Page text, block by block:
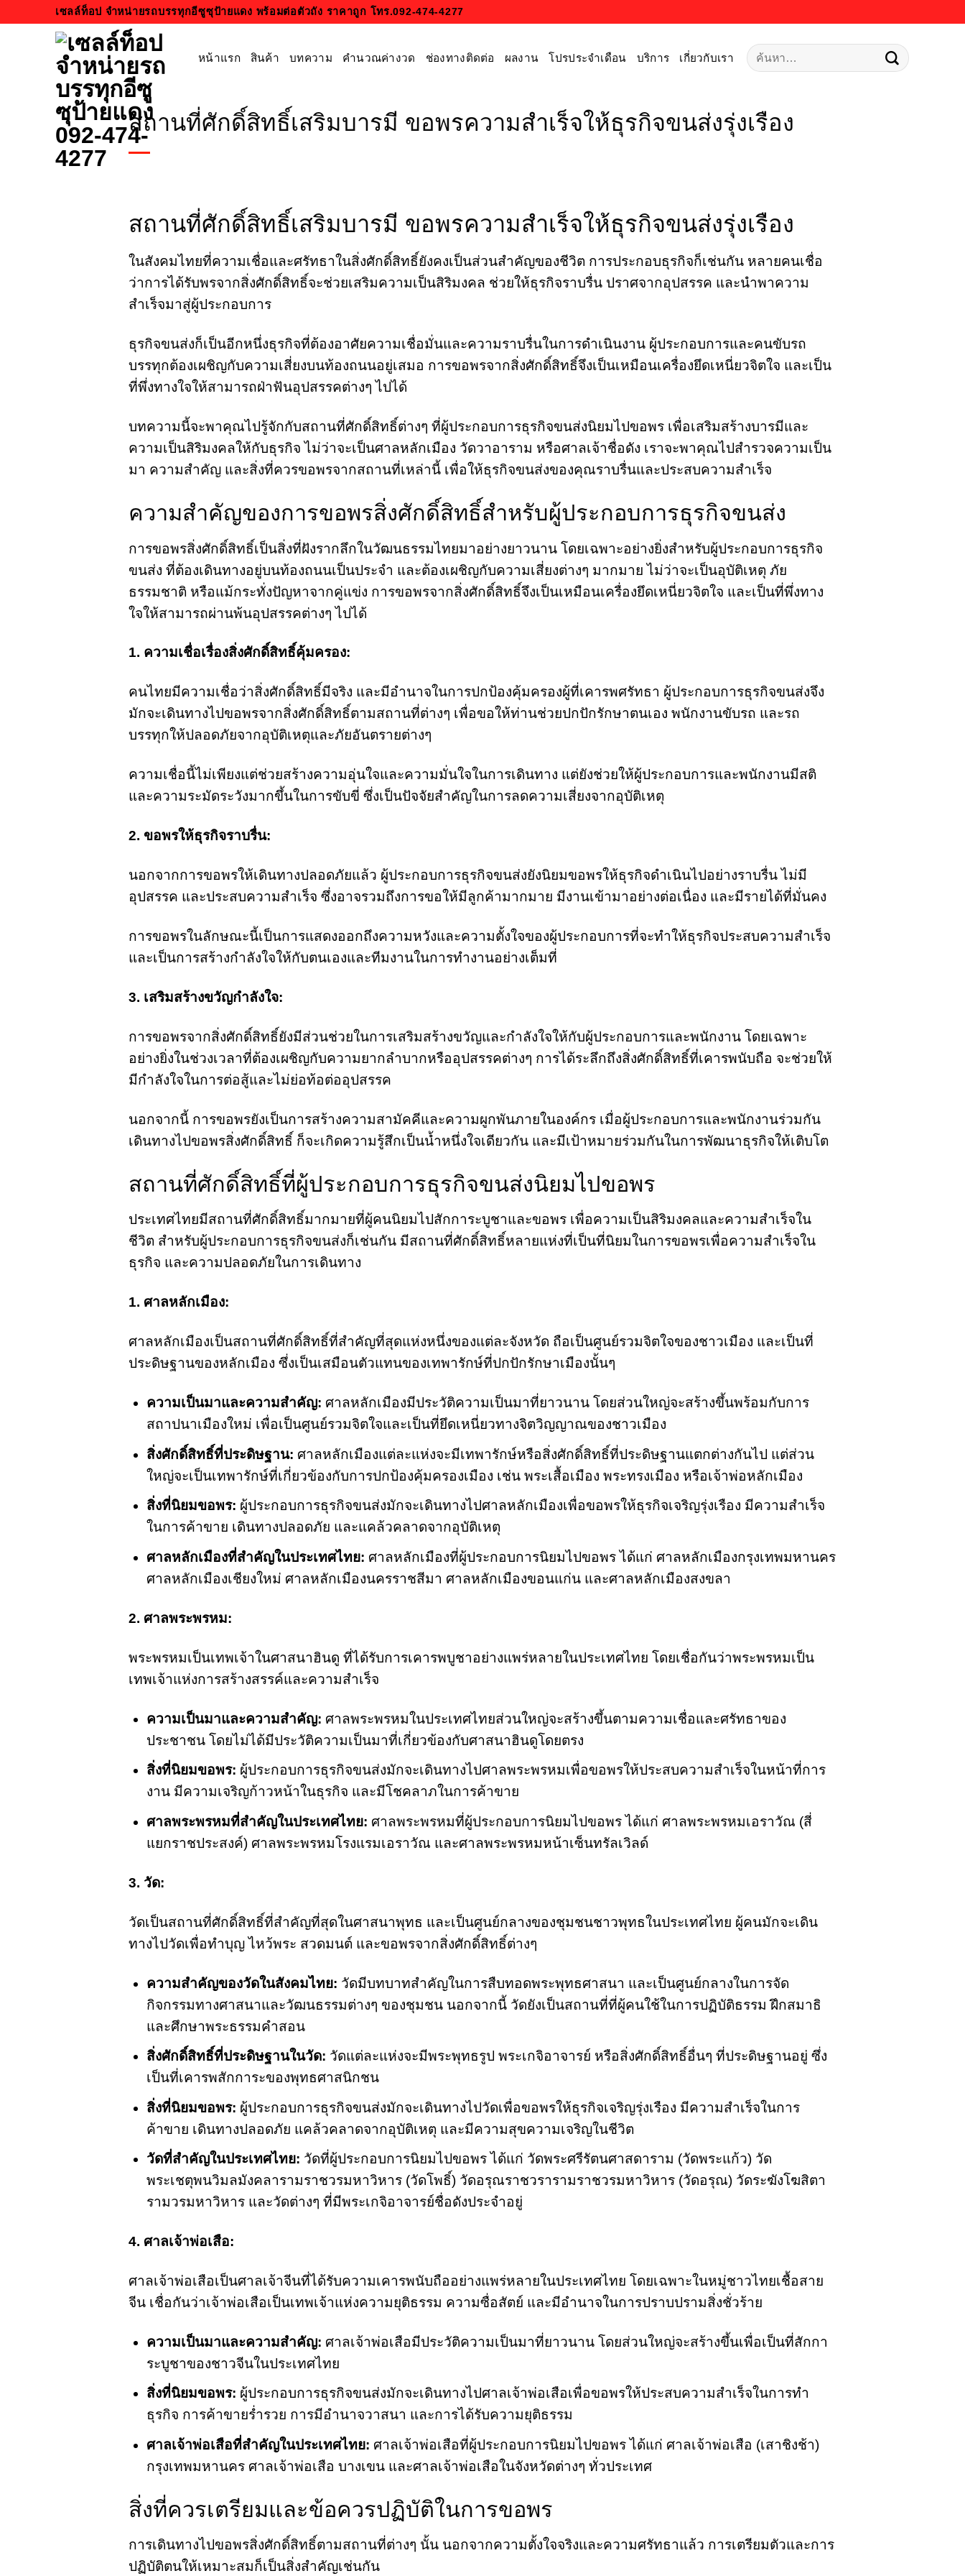
เซลล์ท็อป จำหน่ายรถบรรทุกอีซูซุป้ายแดง พร้อมต่อตัวถัง ราคาถูก โทร.092-474-4277
หน้าแรก สินค้า บทความ คำนวณค่างวด ช่องทางติดต่อ ผลงาน โปรประจำเดือน บริการ เกี่ยวกับเรา
ค้นหา:
สถานที่ศักดิ์สิทธิ์เสริมบารมี ขอพรความสำเร็จให้ธุรกิจขนส่งรุ่งเรือง
สถานที่ศักดิ์สิทธิ์เสริมบารมี ขอพรความสำเร็จให้ธุรกิจขนส่งรุ่งเรือง
ในสังคมไทยที่ความเชื่อและศรัทธาในสิ่งศักดิ์สิทธิ์ยังคงเป็นส่วนสำคัญของชีวิต การประกอบธุรกิจก็เช่นกัน หลายคนเชื่อ
ว่าการได้รับพรจากสิ่งศักดิ์สิทธิ์จะช่วยเสริมความเป็นสิริมงคล ช่วยให้ธุรกิจราบรื่น ปราศจากอุปสรรค และนำพาความ
สำเร็จมาสู่ผู้ประกอบการ
ธุรกิจขนส่งก็เป็นอีกหนึ่งธุรกิจที่ต้องอาศัยความเชื่อมั่นและความราบรื่นในการดำเนินงาน ผู้ประกอบการและคนขับรถ
บรรทุกต้องเผชิญกับความเสี่ยงบนท้องถนนอยู่เสมอ การขอพรจากสิ่งศักดิ์สิทธิ์จึงเป็นเหมือนเครื่องยึดเหนี่ยวจิตใจ และเป็น
ที่พึ่งทางใจให้สามารถฝ่าฟันอุปสรรคต่างๆ ไปได้
บทความนี้จะพาคุณไปรู้จักกับสถานที่ศักดิ์สิทธิ์ต่างๆ ที่ผู้ประกอบการธุรกิจขนส่งนิยมไปขอพร เพื่อเสริมสร้างบารมีและ
ความเป็นสิริมงคลให้กับธุรกิจ ไม่ว่าจะเป็นศาลหลักเมือง วัดวาอาราม หรือศาลเจ้าชื่อดัง เราจะพาคุณไปสำรวจความเป็น
มา ความสำคัญ และสิ่งที่ควรขอพรจากสถานที่เหล่านี้ เพื่อให้ธุรกิจขนส่งของคุณราบรื่นและประสบความสำเร็จ
ความสำคัญของการขอพรสิ่งศักดิ์สิทธิ์สำหรับผู้ประกอบการธุรกิจขนส่ง
การขอพรสิ่งศักดิ์สิทธิ์เป็นสิ่งที่ฝังรากลึกในวัฒนธรรมไทยมาอย่างยาวนาน โดยเฉพาะอย่างยิ่งสำหรับผู้ประกอบการธุรกิจ
ขนส่ง ที่ต้องเดินทางอยู่บนท้องถนนเป็นประจำ และต้องเผชิญกับความเสี่ยงต่างๆ มากมาย ไม่ว่าจะเป็นอุบัติเหตุ ภัย
ธรรมชาติ หรือแม้กระทั่งปัญหาจากคู่แข่ง การขอพรจากสิ่งศักดิ์สิทธิ์จึงเป็นเหมือนเครื่องยึดเหนี่ยวจิตใจ และเป็นที่พึ่งทาง
ใจให้สามารถผ่านพ้นอุปสรรคต่างๆ ไปได้
1. ความเชื่อเรื่องสิ่งศักดิ์สิทธิ์คุ้มครอง:
คนไทยมีความเชื่อว่าสิ่งศักดิ์สิทธิ์มีจริง และมีอำนาจในการปกป้องคุ้มครองผู้ที่เคารพศรัทธา ผู้ประกอบการธุรกิจขนส่งจึง
มักจะเดินทางไปขอพรจากสิ่งศักดิ์สิทธิ์ตามสถานที่ต่างๆ เพื่อขอให้ท่านช่วยปกปักรักษาตนเอง พนักงานขับรถ และรถ
บรรทุกให้ปลอดภัยจากอุบัติเหตุและภัยอันตรายต่างๆ
ความเชื่อนี้ไม่เพียงแต่ช่วยสร้างความอุ่นใจและความมั่นใจในการเดินทาง แต่ยังช่วยให้ผู้ประกอบการและพนักงานมีสติ
และความระมัดระวังมากขึ้นในการขับขี่ ซึ่งเป็นปัจจัยสำคัญในการลดความเสี่ยงจากอุบัติเหตุ
2. ขอพรให้ธุรกิจราบรื่น:
นอกจากการขอพรให้เดินทางปลอดภัยแล้ว ผู้ประกอบการธุรกิจขนส่งยังนิยมขอพรให้ธุรกิจดำเนินไปอย่างราบรื่น ไม่มี
อุปสรรค และประสบความสำเร็จ ซึ่งอาจรวมถึงการขอให้มีลูกค้ามากมาย มีงานเข้ามาอย่างต่อเนื่อง และมีรายได้ที่มั่นคง
การขอพรในลักษณะนี้เป็นการแสดงออกถึงความหวังและความตั้งใจของผู้ประกอบการที่จะทำให้ธุรกิจประสบความสำเร็จ
และเป็นการสร้างกำลังใจให้กับตนเองและทีมงานในการทำงานอย่างเต็มที่
3. เสริมสร้างขวัญกำลังใจ:
การขอพรจากสิ่งศักดิ์สิทธิ์ยังมีส่วนช่วยในการเสริมสร้างขวัญและกำลังใจให้กับผู้ประกอบการและพนักงาน โดยเฉพาะ
อย่างยิ่งในช่วงเวลาที่ต้องเผชิญกับความยากลำบากหรืออุปสรรคต่างๆ การได้ระลึกถึงสิ่งศักดิ์สิทธิ์ที่เคารพนับถือ จะช่วยให้
มีกำลังใจในการต่อสู้และไม่ย่อท้อต่ออุปสรรค
นอกจากนี้ การขอพรยังเป็นการสร้างความสามัคคีและความผูกพันภายในองค์กร เมื่อผู้ประกอบการและพนักงานร่วมกัน
เดินทางไปขอพรสิ่งศักดิ์สิทธิ์ ก็จะเกิดความรู้สึกเป็นน้ำหนึ่งใจเดียวกัน และมีเป้าหมายร่วมกันในการพัฒนาธุรกิจให้เติบโต
สถานที่ศักดิ์สิทธิ์ที่ผู้ประกอบการธุรกิจขนส่งนิยมไปขอพร
ประเทศไทยมีสถานที่ศักดิ์สิทธิ์มากมายที่ผู้คนนิยมไปสักการะบูชาและขอพร เพื่อความเป็นสิริมงคลและความสำเร็จใน
ชีวิต สำหรับผู้ประกอบการธุรกิจขนส่งก็เช่นกัน มีสถานที่ศักดิ์สิทธิ์หลายแห่งที่เป็นที่นิยมในการขอพรเพื่อความสำเร็จใน
ธุรกิจ และความปลอดภัยในการเดินทาง
1. ศาลหลักเมือง:
ศาลหลักเมืองเป็นสถานที่ศักดิ์สิทธิ์ที่สำคัญที่สุดแห่งหนึ่งของแต่ละจังหวัด ถือเป็นศูนย์รวมจิตใจของชาวเมือง และเป็นที่
ประดิษฐานของหลักเมือง ซึ่งเป็นเสมือนตัวแทนของเทพารักษ์ที่ปกปักรักษาเมืองนั้นๆ
ความเป็นมาและความสำคัญ: ศาลหลักเมืองมีประวัติความเป็นมาที่ยาวนาน โดยส่วนใหญ่จะสร้างขึ้นพร้อมกับการ
สถาปนาเมืองใหม่ เพื่อเป็นศูนย์รวมจิตใจและเป็นที่ยึดเหนี่ยวทางจิตวิญญาณของชาวเมือง
สิ่งศักดิ์สิทธิ์ที่ประดิษฐาน: ศาลหลักเมืองแต่ละแห่งจะมีเทพารักษ์หรือสิ่งศักดิ์สิทธิ์ที่ประดิษฐานแตกต่างกันไป แต่ส่วน
ใหญ่จะเป็นเทพารักษ์ที่เกี่ยวข้องกับการปกป้องคุ้มครองเมือง เช่น พระเสื้อเมือง พระทรงเมือง หรือเจ้าพ่อหลักเมือง
สิ่งที่นิยมขอพร: ผู้ประกอบการธุรกิจขนส่งมักจะเดินทางไปศาลหลักเมืองเพื่อขอพรให้ธุรกิจเจริญรุ่งเรือง มีความสำเร็จ
ในการค้าขาย เดินทางปลอดภัย และแคล้วคลาดจากอุบัติเหตุ
ศาลหลักเมืองที่สำคัญในประเทศไทย: ศาลหลักเมืองที่ผู้ประกอบการนิยมไปขอพร ได้แก่ ศาลหลักเมืองกรุงเทพมหานคร
ศาลหลักเมืองเชียงใหม่ ศาลหลักเมืองนครราชสีมา ศาลหลักเมืองขอนแก่น และศาลหลักเมืองสงขลา
2. ศาลพระพรหม:
พระพรหมเป็นเทพเจ้าในศาสนาฮินดู ที่ได้รับการเคารพบูชาอย่างแพร่หลายในประเทศไทย โดยเชื่อกันว่าพระพรหมเป็น
เทพเจ้าแห่งการสร้างสรรค์และความสำเร็จ
ความเป็นมาและความสำคัญ: ศาลพระพรหมในประเทศไทยส่วนใหญ่จะสร้างขึ้นตามความเชื่อและศรัทธาของ
ประชาชน โดยไม่ได้มีประวัติความเป็นมาที่เกี่ยวข้องกับศาสนาฮินดูโดยตรง
สิ่งที่นิยมขอพร: ผู้ประกอบการธุรกิจขนส่งมักจะเดินทางไปศาลพระพรหมเพื่อขอพรให้ประสบความสำเร็จในหน้าที่การ
งาน มีความเจริญก้าวหน้าในธุรกิจ และมีโชคลาภในการค้าขาย
ศาลพระพรหมที่สำคัญในประเทศไทย: ศาลพระพรหมที่ผู้ประกอบการนิยมไปขอพร ได้แก่ ศาลพระพรหมเอราวัณ (สี่
แยกราชประสงค์) ศาลพระพรหมโรงแรมเอราวัณ และศาลพระพรหมหน้าเซ็นทรัลเวิลด์
3. วัด:
วัดเป็นสถานที่ศักดิ์สิทธิ์ที่สำคัญที่สุดในศาสนาพุทธ และเป็นศูนย์กลางของชุมชนชาวพุทธในประเทศไทย ผู้คนมักจะเดิน
ทางไปวัดเพื่อทำบุญ ไหว้พระ สวดมนต์ และขอพรจากสิ่งศักดิ์สิทธิ์ต่างๆ
ความสำคัญของวัดในสังคมไทย: วัดมีบทบาทสำคัญในการสืบทอดพระพุทธศาสนา และเป็นศูนย์กลางในการจัด
กิจกรรมทางศาสนาและวัฒนธรรมต่างๆ ของชุมชน นอกจากนี้ วัดยังเป็นสถานที่ที่ผู้คนใช้ในการปฏิบัติธรรม ฝึกสมาธิ
และศึกษาพระธรรมคำสอน
สิ่งศักดิ์สิทธิ์ที่ประดิษฐานในวัด: วัดแต่ละแห่งจะมีพระพุทธรูป พระเกจิอาจารย์ หรือสิ่งศักดิ์สิทธิ์อื่นๆ ที่ประดิษฐานอยู่ ซึ่ง
เป็นที่เคารพสักการะของพุทธศาสนิกชน
สิ่งที่นิยมขอพร: ผู้ประกอบการธุรกิจขนส่งมักจะเดินทางไปวัดเพื่อขอพรให้ธุรกิจเจริญรุ่งเรือง มีความสำเร็จในการ
ค้าขาย เดินทางปลอดภัย แคล้วคลาดจากอุบัติเหตุ และมีความสุขความเจริญในชีวิต
วัดที่สำคัญในประเทศไทย: วัดที่ผู้ประกอบการนิยมไปขอพร ได้แก่ วัดพระศรีรัตนศาสดาราม (วัดพระแก้ว) วัด
พระเชตุพนวิมลมังคลารามราชวรมหาวิหาร (วัดโพธิ์) วัดอรุณราชวรารามราชวรมหาวิหาร (วัดอรุณ) วัดระฆังโฆสิตา
รามวรมหาวิหาร และวัดต่างๆ ที่มีพระเกจิอาจารย์ชื่อดังประจำอยู่
4. ศาลเจ้าพ่อเสือ:
ศาลเจ้าพ่อเสือเป็นศาลเจ้าจีนที่ได้รับความเคารพนับถืออย่างแพร่หลายในประเทศไทย โดยเฉพาะในหมู่ชาวไทยเชื้อสาย
จีน เชื่อกันว่าเจ้าพ่อเสือเป็นเทพเจ้าแห่งความยุติธรรม ความซื่อสัตย์ และมีอำนาจในการปราบปรามสิ่งชั่วร้าย
ความเป็นมาและความสำคัญ: ศาลเจ้าพ่อเสือมีประวัติความเป็นมาที่ยาวนาน โดยส่วนใหญ่จะสร้างขึ้นเพื่อเป็นที่สักกา
ระบูชาของชาวจีนในประเทศไทย
สิ่งที่นิยมขอพร: ผู้ประกอบการธุรกิจขนส่งมักจะเดินทางไปศาลเจ้าพ่อเสือเพื่อขอพรให้ประสบความสำเร็จในการทำ
ธุรกิจ การค้าขายร่ำรวย การมีอำนาจวาสนา และการได้รับความยุติธรรม
ศาลเจ้าพ่อเสือที่สำคัญในประเทศไทย: ศาลเจ้าพ่อเสือที่ผู้ประกอบการนิยมไปขอพร ได้แก่ ศาลเจ้าพ่อเสือ (เสาชิงช้า)
กรุงเทพมหานคร ศาลเจ้าพ่อเสือ บางเขน และศาลเจ้าพ่อเสือในจังหวัดต่างๆ ทั่วประเทศ
สิ่งที่ควรเตรียมและข้อควรปฏิบัติในการขอพร
การเดินทางไปขอพรสิ่งศักดิ์สิทธิ์ตามสถานที่ต่างๆ นั้น นอกจากความตั้งใจจริงและความศรัทธาแล้ว การเตรียมตัวและการ
ปฏิบัติตนให้เหมาะสมก็เป็นสิ่งสำคัญเช่นกัน